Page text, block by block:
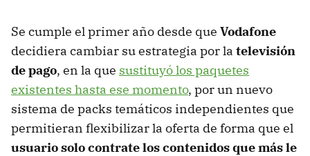
Se cumple el primer año desde que Vodafone
decidiera cambiar su estrategia por la televisión
de pago, en la que sustituyó los paquetes
existentes hasta ese momento, por un nuevo
sistema de packs temáticos independientes que
permitieran flexibilizar la oferta de forma que el
usuario solo contrate los contenidos que más le